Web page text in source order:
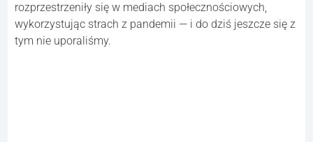
rozprzestrzeniły się w mediach społecznościowych,
wykorzystując strach z pandemii — i do dziś jeszcze się z
tym nie uporaliśmy.